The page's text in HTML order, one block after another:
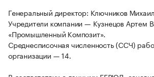
Генеральный директор: Ключников
Учредители компании — Кузнецов Артем
«Промышленный Композит».
Среднесписочная численность (ССЧ)
организации — 14.